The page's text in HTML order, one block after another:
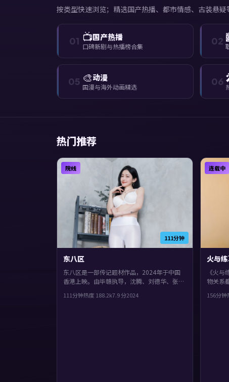
按类型快速浏览；精选国产热播、都市情感、古装悬疑
01 📺国产热播
口碑新剧与热播榜合集 02
05 🎨动漫
国漫与海外动画精选 06
热门推荐
111分钟
院线
东八区
东八区是一部传记题材作品，2024年于中国
香港上映。由毕赣执导，沈腾、刘德华、张译
起，观感紧凑，值得推荐。
111分钟热度 188.2k7.9分2024
连载中
火与
《火与
物关系
雅美、
156分钟